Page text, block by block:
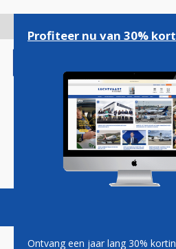
gaan
Magazine Podcasts
Profiteer nu van 30%
Ontvang een jaar lang 30%